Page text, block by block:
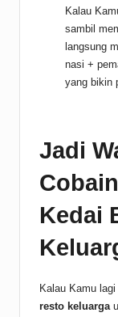
Kalau
sambil
langsung
nasi +
yang bikin
Jadi
Kedai
Kalau Kamu
resto keluarga